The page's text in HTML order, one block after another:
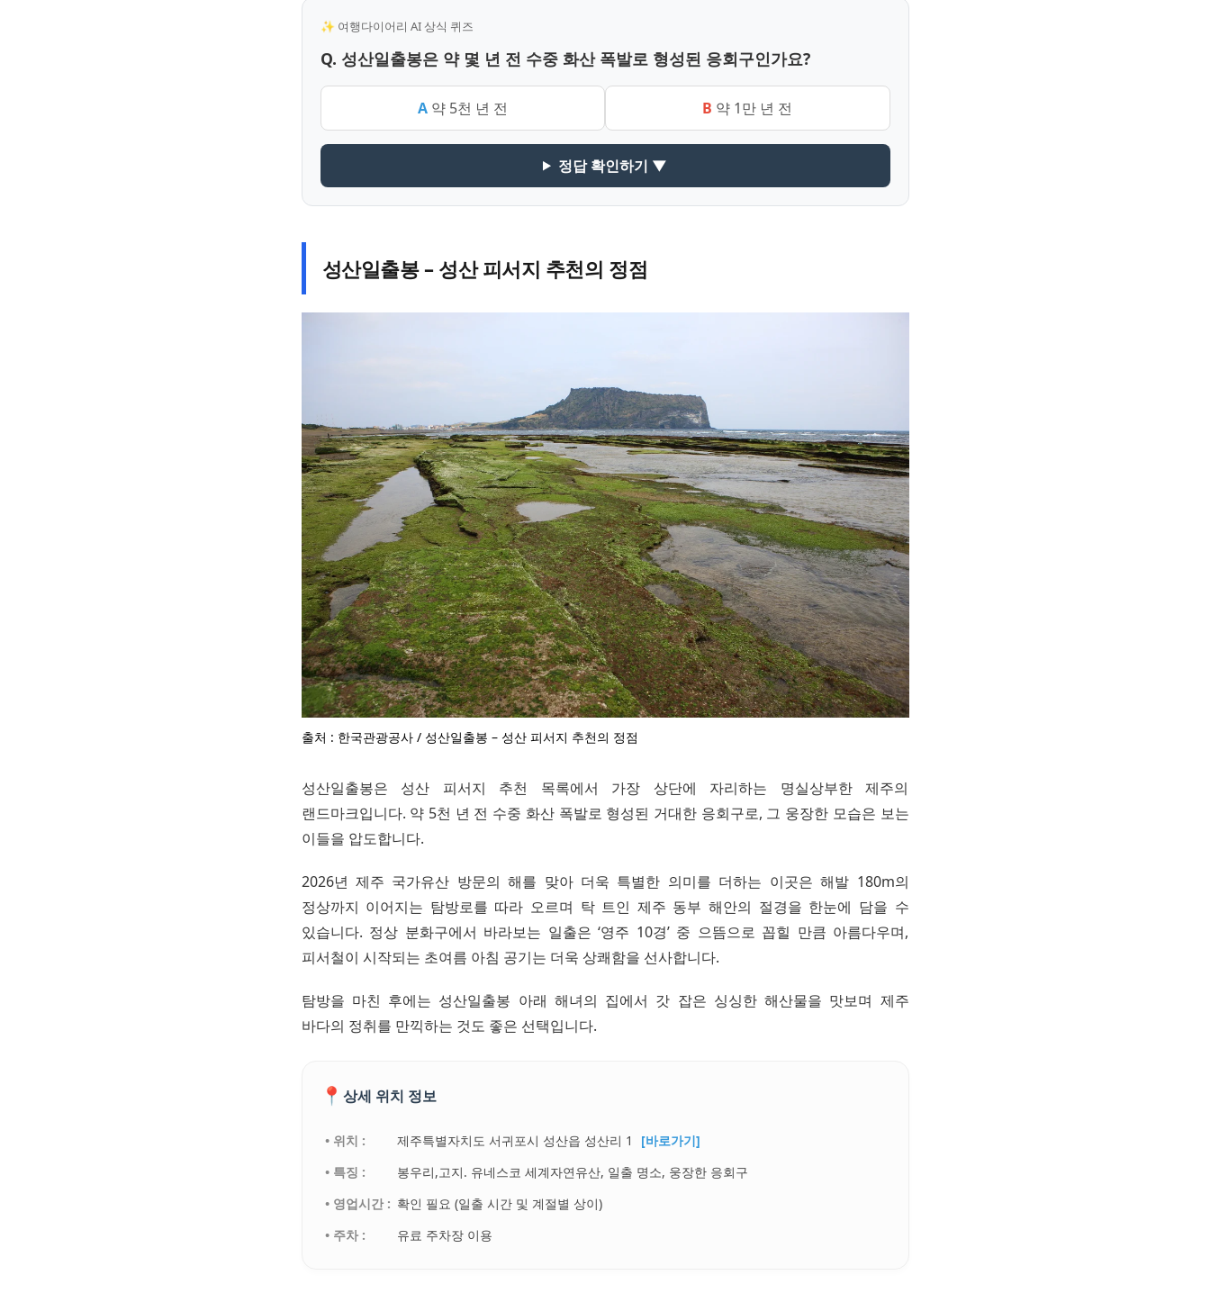
✨ 여행다이어리 AI 상식 퀴즈
Q. 성산일출봉은 약 몇 년 전 수중 화산 폭발로 형성된 응회구인가요?
A약 5천 년 전 B 약 1만 년 전
정답 확인하기 ▼
성산일출봉 – 성산 피서지 추천의 정점
출처 : 한국관광공사 / 성산일출봉 – 성산 피서지 추천의 정점
성산일출봉은 성산 피서지 추천 목록에서 가장 상단에 자리하는 명실상부한 제주의
랜드마크입니다. 약 5천 년 전 수중 화산 폭발로 형성된 거대한 응회구로, 그 웅장한 모습은 보는
이들을 압도합니다.
2026년 제주 국가유산 방문의 해를 맞아 더욱 특별한 의미를 더하는 이곳은 해발 180m의
정상까지 이어지는 탐방로를 따라 오르며 탁 트인 제주 동부 해안의 절경을 한눈에 담을 수
있습니다. 정상 분화구에서 바라보는 일출은 ‘영주 10경’ 중 으뜸으로 꼽힐 만큼 아름다우며,
피서철이 시작되는 초여름 아침 공기는 더욱 상쾌함을 선사합니다.
탐방을 마친 후에는 성산일출봉 아래 해녀의 집에서 갓 잡은 싱싱한 해산물을 맛보며 제주
바다의 정취를 만끽하는 것도 좋은 선택입니다.
📍 상세 위치 정보
• 위치 : 제주특별자치도 서귀포시 성산읍 성산리 1
[바로가기]
• 특징 :
봉우리,고지. 유네스코 세계자연유산, 일출 명소, 웅장한 응회구
• 영업시간 : 확인 필요 (일출 시간 및 계절별 상이)
• 주차 :
유료 주차장 이용